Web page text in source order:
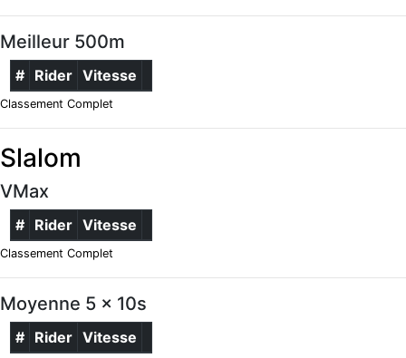
Meilleur 500m
# Rider Vitesse
Classement Complet
Slalom
VMax
# Rider Vitesse
Classement Complet
Moyenne 5 x 10s
# Rider Vitesse